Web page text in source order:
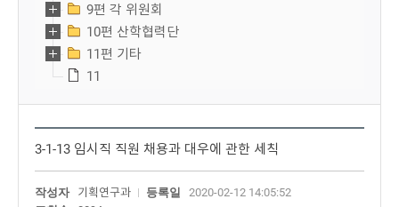
9편 각 위원회
10편 산학협력단
11편 기타
11
3-1-13 임시직 직원 채용과 대우에 관한 세칙
작성자 기획연구과 등록일
2020-02-12 14:05:52